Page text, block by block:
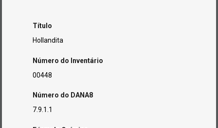
Título
Hollandita
Número do Inventário
00448
Número do DANA8
7.9.1.1